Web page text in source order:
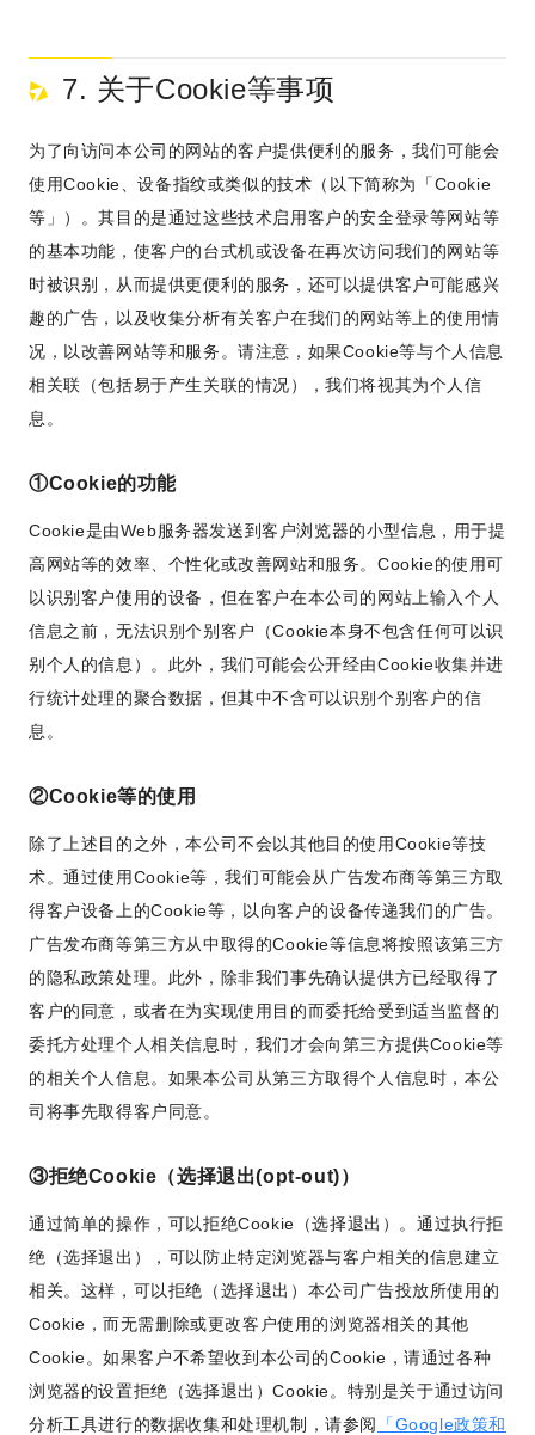
7. 关于Cookie等事项
为了向访问本公司的网站的客户提供便利的服务，我们可能会
使用Cookie、设备指纹或类似的技术（以下简称为「Cookie
等」）。其目的是通过这些技术启用客户的安全登录等网站等
的基本功能，使客户的台式机或设备在再次访问我们的网站等
时被识别，从而提供更便利的服务，还可以提供客户可能感兴
趣的广告，以及收集分析有关客户在我们的网站等上的使用情
况，以改善网站等和服务。请注意，如果Cookie等与个人信息
相关联（包括易于产生关联的情况），我们将视其为个人信
息。
①Cookie的功能
Cookie是由Web服务器发送到客户浏览器的小型信息，用于提
高网站等的效率、个性化或改善网站和服务。Cookie的使用可
以识别客户使用的设备，但在客户在本公司的网站上输入个人
信息之前，无法识别个别客户（Cookie本身不包含任何可以识
别个人的信息）。此外，我们可能会公开经由Cookie收集并进
行统计处理的聚合数据，但其中不含可以识别个别客户的信
息。
②Cookie等的使用
除了上述目的之外，本公司不会以其他目的使用Cookie等技
术。通过使用Cookie等，我们可能会从广告发布商等第三方取
得客户设备上的Cookie等，以向客户的设备传递我们的广告。
广告发布商等第三方从中取得的Cookie等信息将按照该第三方
的隐私政策处理。此外，除非我们事先确认提供方已经取得了
客户的同意，或者在为实现使用目的而委托给受到适当监督的
委托方处理个人相关信息时，我们才会向第三方提供Cookie等
的相关个人信息。如果本公司从第三方取得个人信息时，本公
司将事先取得客户同意。
③拒绝Cookie（选择退出(opt-out)）
通过简单的操作，可以拒绝Cookie（选择退出）。通过执行拒
绝（选择退出），可以防止特定浏览器与客户相关的信息建立
相关。这样，可以拒绝（选择退出）本公司广告投放所使用的
Cookie，而无需删除或更改客户使用的浏览器相关的其他
Cookie。如果客户不希望收到本公司的Cookie，请通过各种
浏览器的设置拒绝（选择退出）Cookie。特别是关于通过访问
分析工具进行的数据收集和处理机制，请参阅
「Google政策和